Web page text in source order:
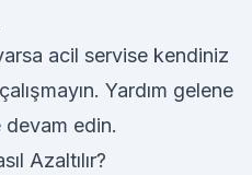
varsa acil servise kendiniz
Yardım gelene
edin.
Azaltılır?